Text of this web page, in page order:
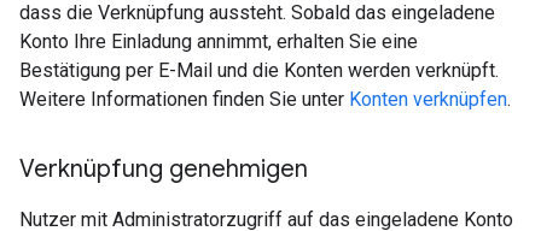
dass die Verknüpfung aussteht. Sobald das eingeladene
Konto Ihre Einladung annimmt, erhalten Sie eine
Bestätigung per E-Mail und die Konten werden verknüpft.
Weitere Informationen finden Sie unter Konten verknüpfen.
Verknüpfung genehmigen
Nutzer mit Administratorzugriff auf das eingeladene Konto